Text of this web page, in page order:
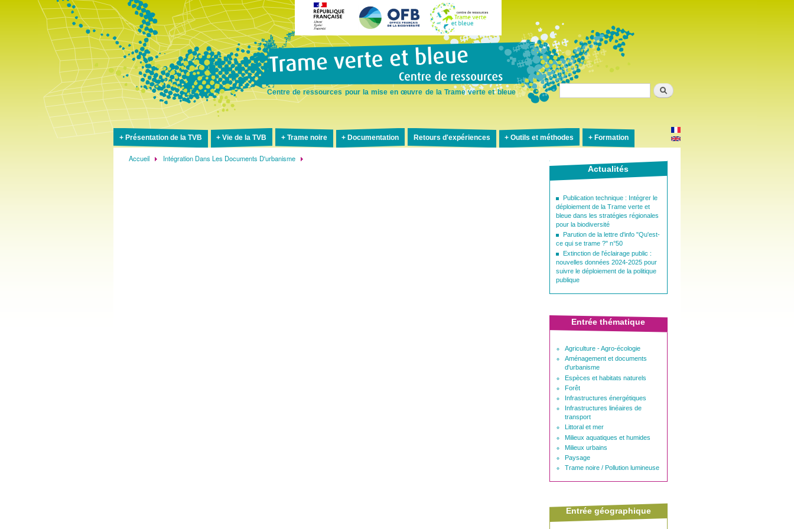
au
contenu
Centre de ressources pour la mise en œuvre de la Trame verte et bleue
Présentation de la TVB Vie de la TVB Trame noire Documentation Retours d'expériences Outils et méthodes Formation
Fil
Accueil
Intégration Dans Les Documents D'urbanisme
Actualités
Publication technique : Intégrer le
déploiement de la Trame verte et
bleue dans les stratégies régionales
pour la biodiversité
Parution de la lettre d'info "Qu'est-
ce qui se trame ?" n°50
Extinction de l'éclairage public :
nouvelles données 2024-2025 pour
suivre le déploiement de la politique
publique
Entrée thématique
Agriculture - Agro-écologie
Aménagement et documents
d'urbanisme
Espèces et habitats naturels
Forêt
Infrastructures énergétiques
Infrastructures linéaires de
transport
Littoral et mer
Milieux aquatiques et humides
Milieux urbains
Paysage
Trame noire / Pollution lumineuse
Entrée géographique